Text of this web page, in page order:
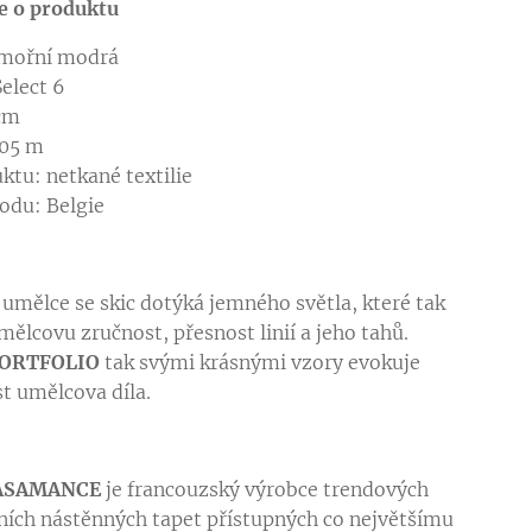
o produktu
modrá
6
m
netkané textilie
Belgie
se skic dotýká jemného světla, které tak
zručnost, přesnost linií a jeho tahů.
tak svými krásnými vzory evokuje
umělcova díla.
je francouzský výrobce trendových
nástěnných tapet přístupných co největšímu